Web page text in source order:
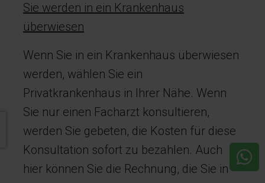
Sie werden in ein Krankenhaus
überwiesen
Wenn Sie in ein Krankenhaus überwiesen
werden, wählen Sie ein
Privatkrankenhaus in Ihrer Nähe. Wenn
Sie nur einen Facharzt konsultieren,
werden Sie gebeten, die Kosten für diese
Konsultation sofort zu bezahlen. Auch
hier können Sie die Rechnung, die Sie in